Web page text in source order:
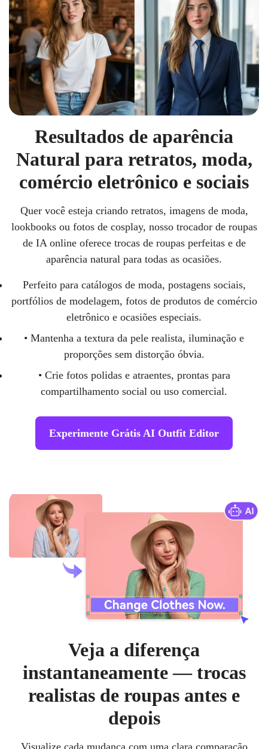
Resultados de aparência
Natural para retratos, moda,
comércio eletrônico e sociais
Quer você esteja criando retratos, imagens de moda,
lookbooks ou fotos de cosplay, nosso trocador de roupas
de IA online oferece trocas de roupas perfeitas e de
aparência natural para todas as ocasiões.
Perfeito para catálogos de moda, postagens sociais,
portfólios de modelagem, fotos de produtos de comércio
eletrônico e ocasiões especiais.
• Mantenha a textura da pele realista, iluminação e
proporções sem distorção óbvia.
• Crie fotos polidas e atraentes, prontas para
compartilhamento social ou uso comercial.
Experimente Grátis AI Outfit Editor
Veja a diferença
instantaneamente — trocas
realistas de roupas antes e
depois
Visualize cada mudança com uma clara comparação